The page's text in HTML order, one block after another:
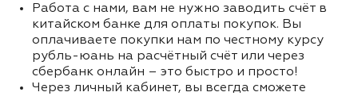
Работа с нами, вам не нужно заводить счёт в
китайском банке для оплаты покупок. Вы
оплачиваете покупки нам по честному курсу
рубль-юань на расчётный счёт или через
сбербанк онлайн – это быстро и просто!
Через личный кабинет, вы всегда сможете